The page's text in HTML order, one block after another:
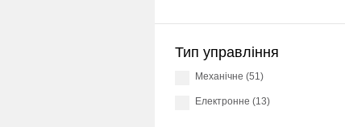
Тип управління
механічне (51)
Електронне (13)